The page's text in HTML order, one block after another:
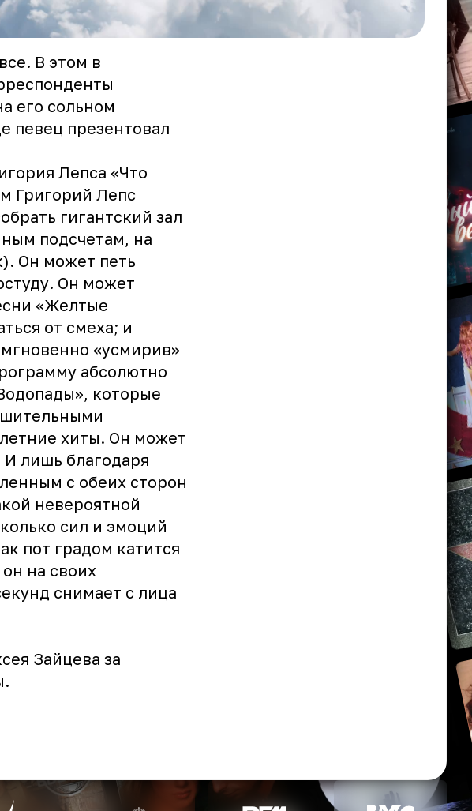
В этом в
его сольном
певец презентовал
Лепса «Что
Григорий Лепс
гигантский зал
подсчетам, на
Он может петь
Он может
«Желтые
от смеха; и
«усмирив»
абсолютно
которые
хиты. Он может
И лишь благодаря
с обеих сторон
невероятной
сил и эмоций
пот градом катится
на своих
снимает с лица
Зайцева за